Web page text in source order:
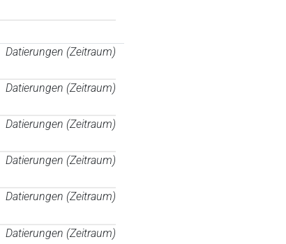
Datierungen (Zeitraum)
Datierungen (Zeitraum)
Datierungen (Zeitraum)
Datierungen (Zeitraum)
Datierungen (Zeitraum)
Datierungen (Zeitraum)